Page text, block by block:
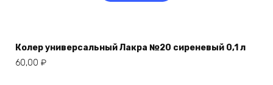
Колер универсальный Лакра №20 сиреневый 0,1 л
60,00 ₽